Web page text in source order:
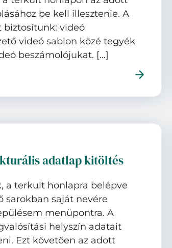
be kell illesztenie. A
biztosítunk: videó
videó sablon közé tegyék
beszámolójukat. […]
adatlap kitöltés
a terkult honlapra belépve
sarokban saját nevére
menüpontra. A
helyszín adatait
Ezt követően az adott